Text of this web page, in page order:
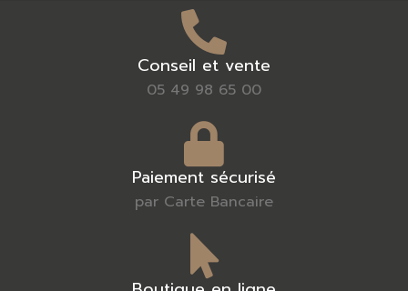
Conseil et vente
05 49 98 65 00
Paiement sécurisé
par Carte Bancaire